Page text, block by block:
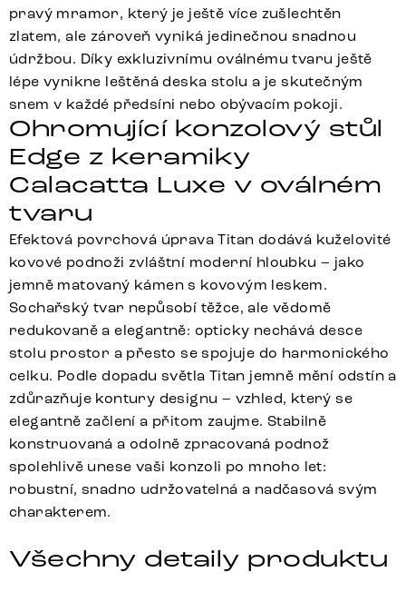
pravý mramor, který je ještě více zušlechtěn
zlatem, ale zároveň vyniká jedinečnou snadnou
údržbou. Díky exkluzivnímu oválnému tvaru ještě
lépe vynikne leštěná deska stolu a je skutečným
snem v každé předsíni nebo obývacím pokoji.
Ohromující konzolový stůl
Edge z keramiky
Calacatta Luxe v oválném
tvaru
Efektová povrchová úprava Titan dodává kuželovité
kovové podnoži zvláštní moderní hloubku – jako
jemně matovaný kámen s kovovým leskem.
Sochařský tvar nepůsobí těžce, ale vědomě
redukovaně a elegantně: opticky nechává desce
stolu prostor a přesto se spojuje do harmonického
celku. Podle dopadu světla Titan jemně mění odstín a
zdůrazňuje kontury designu – vzhled, který se
elegantně začlení a přitom zaujme. Stabilně
konstruovaná a odolně zpracovaná podnož
spolehlivě unese vaši konzoli po mnoho let:
robustní, snadno udržovatelná a nadčasová svým
charakterem.
Všechny detaily produktu